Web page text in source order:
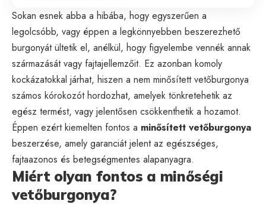
Sokan esnek abba a hibába, hogy egyszerűen a
legolcsóbb, vagy éppen a legkönnyebben beszerezhető
burgonyát ültetik el, anélkül, hogy figyelembe vennék annak
származását vagy fajtajellemzőit. Ez azonban komoly
kockázatokkal járhat, hiszen a nem minősített vetőburgonya
számos kórokozót hordozhat, amelyek tönkretehetik az
egész termést, vagy jelentősen csökkenthetik a hozamot.
Éppen ezért kiemelten fontos a minősített vetőburgonya
beszerzése, amely garanciát jelent az egészséges,
fajtaazonos és betegségmentes alapanyagra.
Miért olyan fontos a minőségi
vetőburgonya?